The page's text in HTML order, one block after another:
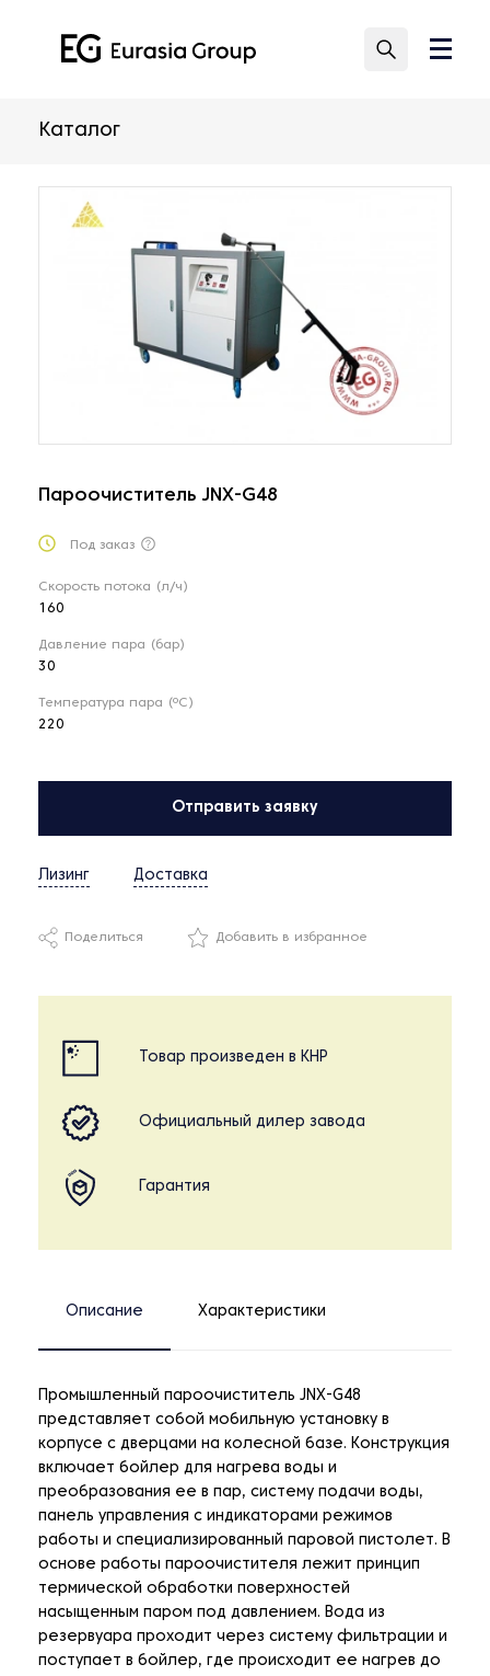
Каталог
Пароочиститель JNX-G48
Под заказ
Скорость потока (л/ч)
160
Давление пара (бар)
30
Температура пара (ºС)
220
Отправить заявку
Лизинг Доставка
Поделиться Добавить в избранное
Товар произведен в КНР
Официальный дилер завода
Гарантия
Описание Характеристики
Промышленный пароочиститель JNX-G48
представляет собой мобильную установку в
корпусе с дверцами на колесной базе. Конструкция
включает бойлер для нагрева воды и
преобразования ее в пар, систему подачи воды,
панель управления с индикаторами режимов
работы и специализированный паровой пистолет. В
основе работы пароочистителя лежит принцип
термической обработки поверхностей
насыщенным паром под давлением. Вода из
резервуара проходит через систему фильтрации и
поступает в бойлер, где происходит ее нагрев до